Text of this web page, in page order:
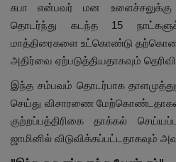
சுபா என்பவர் மன
தொடர்ந்து கடந்த 15
மாத்திரைகளை உட்கொண்டு
அதிர்வை ஏற்படுத்தியதாகவும்
இந்த சம்பவம் தொடர்பாக
செய்து விசாரணை
குற்றப்பத்திரிகை தாக்கல்
ஜாமினில் விடுவிக்கப்பட்டதாகவும்